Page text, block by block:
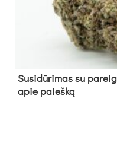
Su­si­dū­ri­mas su
apie paieš­ką